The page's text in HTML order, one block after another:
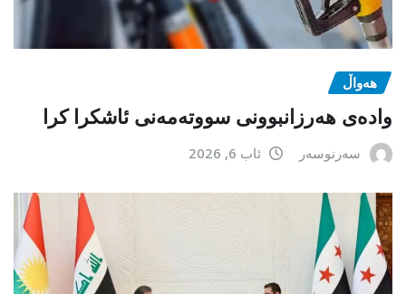
هەواڵ
وادەی هەرزانبوونی سووتەمەنی ئاشکرا کرا
سەرنوسەر ئاب 6, 2026